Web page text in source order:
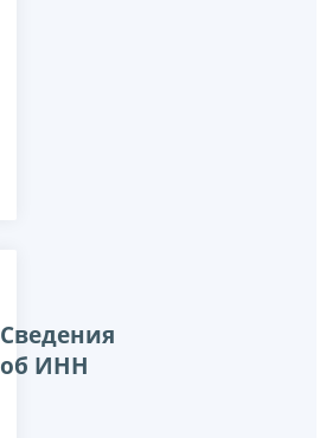
Сведения
об ИНН